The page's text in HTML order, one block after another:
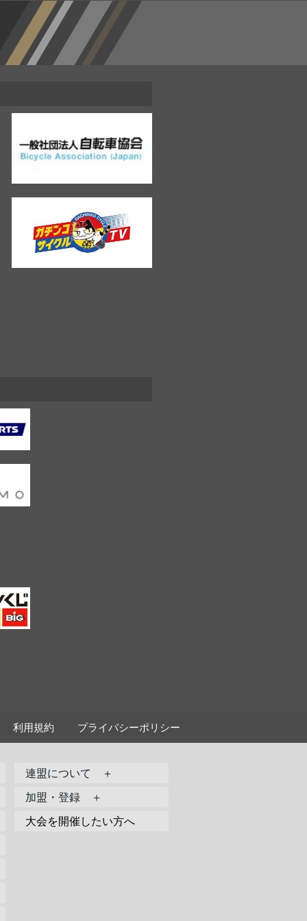
利用規約 プライバシーポリシー
連盟について ＋
加盟・登録 ＋
大会を開催したい方へ